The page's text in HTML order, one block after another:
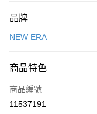
台灣樂天信用卡公司
【關於「AFTEE先享後付」
便利好安心！
３．安心：先確認商品／
【「AFTEE先享後付」結
１．於結帳方式選擇「
運送方式
每筆NT$100，滿
宅配
每筆NT$100，滿
品牌
NEW ERA
商品特色
商品編號
11537191